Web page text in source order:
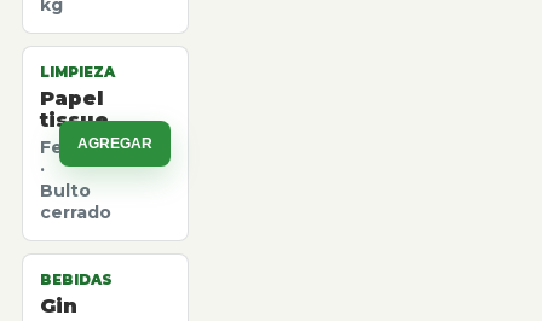
kg
LIMPIEZA
Papel
tissue
Felpita
·
Bulto
cerrado
AGREGAR
BEBIDAS
Gin